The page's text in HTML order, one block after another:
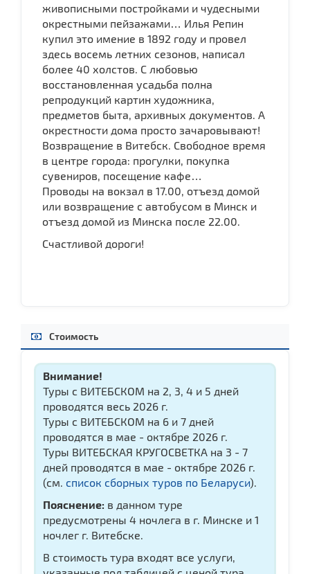
живописными постройками и чудесными
окрестными пейзажами… Илья Репин
купил это имение в 1892 году и провел
здесь восемь летних сезонов, написал
более 40 холстов. С любовью
восстановленная усадьба полна
репродукций картин художника,
предметов быта, архивных документов. А
окрестности дома просто зачаровывают!
Возвращение в Витебск. Свободное время
в центре города: прогулки, покупка
сувениров, посещение кафе…
Проводы на вокзал в 17.00, отъезд домой
или возвращение с автобусом в Минск и
отъезд домой из Минска после 22.00.
Счастливой дороги!
Стоимость
Внимание!
Туры с ВИТЕБСКОМ на 2, 3, 4 и 5 дней
проводятся весь 2026 г.
Туры с ВИТЕБСКОМ на 6 и 7 дней
проводятся в мае - октябре 2026 г.
Туры ВИТЕБСКАЯ КРУГОСВЕТКА на 3 - 7
дней проводятся в мае - октябре 2026 г.
(см. список сборных туров по Беларуси).
Пояснение: в данном туре
предусмотрены 4 ночлега в г. Минске и 1
ночлег г. Витебске.
В стоимость тура входят все услуги,